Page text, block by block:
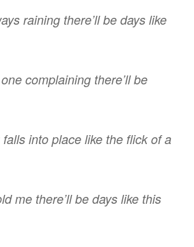
raining there’ll be days like
complaining there’ll be
into place like the flick of a
me there’ll be days like this